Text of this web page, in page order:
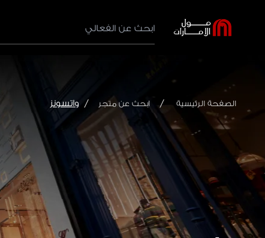
الصفحة الرئيسية ابحث عن متجر واتسونز